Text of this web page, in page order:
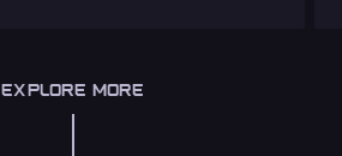
EXPLORE MORE